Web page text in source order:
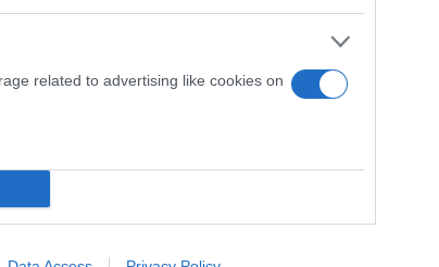
related to advertising like cookies on
του, παραμένουν ακόμη σοκαρισμένοι
από την αρχή μέχρι το τέλος,
«Δεν φεύγει από το μυαλό μου
και η σύζυγος του συμπλήρωσε ότι:
επιβάτες και του δικού μας πλοίου
χάθηκε τόσο άδικα επειδή κάποιοι